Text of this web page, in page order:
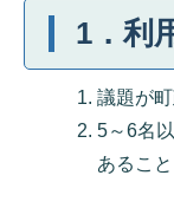
1．利
議題が
5～6名
あること